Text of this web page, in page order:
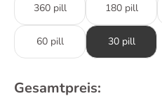
360 pill 180 pill
60 pill 30 pill
Gesamtpreis: